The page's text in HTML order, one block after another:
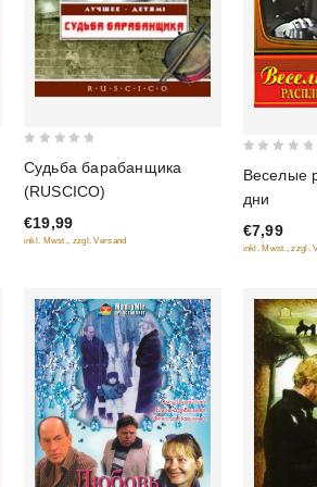
out
of
5
Судьба барабанщика
(RUSCICO)
€19,99
inkl. Mwst., zzgl. Versand
of
5
Веселые
дни
€7,99
inkl. Mwst., zzgl.